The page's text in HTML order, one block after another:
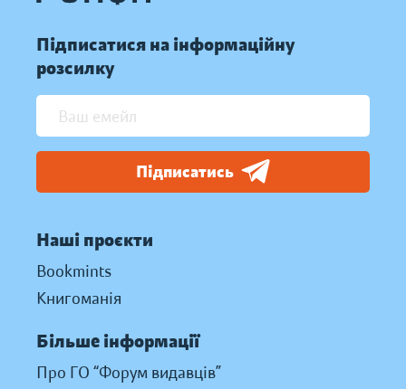
Підписатися на інформаційну
розсилку
Підписатись
Наші проєкти
Bookmints
Книгоманія
Більше інформації
Про ГО “Форум видавців”